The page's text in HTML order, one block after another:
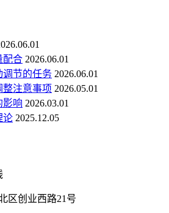
配合 2026.06.01
调节的任务 2026.06.01
注意事项 2026.05.01
影响 2026.03.01
论 2025.12.05
区创业西路21号